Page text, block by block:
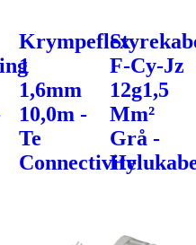
Krympeflex
1
1,6mm
10,0m -
Te
Connectivity
F-Cy-Jz
12g1,5
Mm²
Grå -